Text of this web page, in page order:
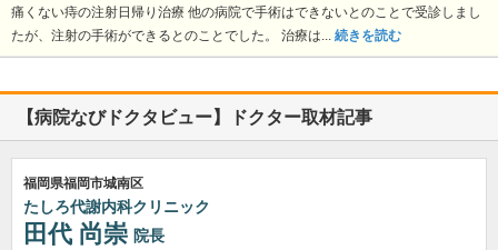
痛くない痔の注射日帰り治療 他の病院で手術はできないとのことで受診しまし
たが、注射の手術ができるとのことでした。 治療は... 続きを読む
【病院なびドクタビュー】ドクター取材記事
福岡県福岡市城南区
たしろ代謝内科クリニック
田代 尚崇 院長